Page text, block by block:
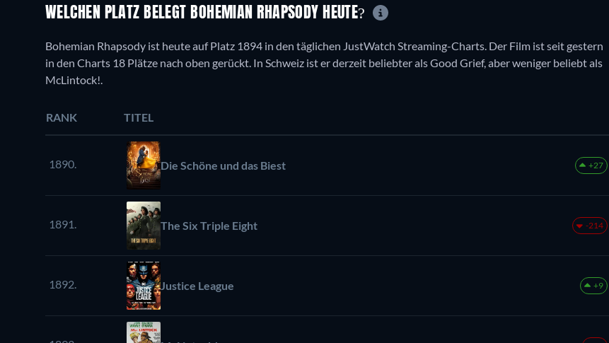
WELCHEN PLATZ BELEGT BOHEMIAN RHAPSODY HEUTE?
Bohemian Rhapsody ist heute auf Platz 1894 in den täglichen JustWatch Streaming-Charts. Der Film ist seit gestern
in den Charts 18 Plätze nach oben gerückt. In Schweiz ist er derzeit beliebter als Good Grief, aber weniger beliebt als
McLintock!.
RANK TITEL
1890. Die Schöne und das Biest +27
1891. The Six Triple Eight -214
1892. Justice League +9